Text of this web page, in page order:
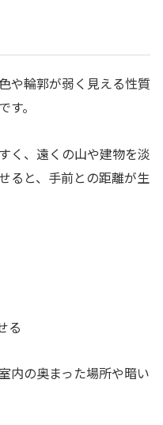
や輪郭が弱く見える性質
。
く、遠くの山や建物を淡
ると、手前との距離が生
る
内の奥まった場所や暗い